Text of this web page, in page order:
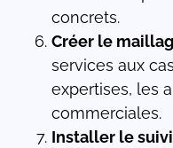
concrets.
Créer le
services aux
expertises, les
commerciales.
Installer le